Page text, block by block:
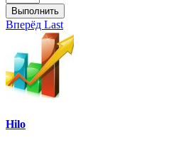
Выполнить
Вперёд Last
Hilo